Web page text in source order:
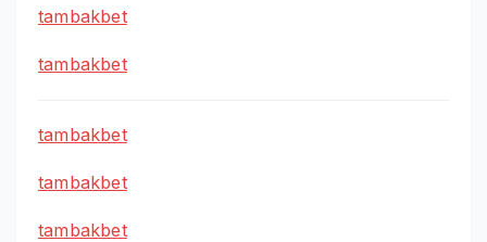
tambakbet
tambakbet
tambakbet
tambakbet
tambakbet